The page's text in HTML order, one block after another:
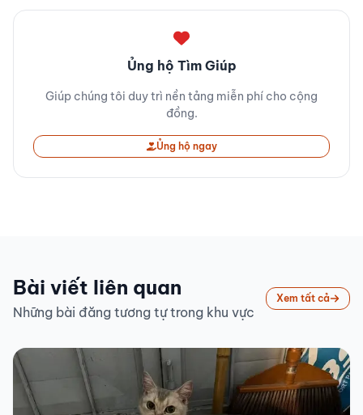
Ủng hộ Tìm Giúp
Giúp chúng tôi duy trì nền tảng miễn phí cho cộng
đồng.
Ủng hộ ngay
Bài viết liên quan
Những bài đăng tương tự trong khu vực
Xem tất cả